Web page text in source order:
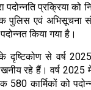
पदोन्नति प्रक्रिया को
पुलिस एवं अभिसूचना
किया गया है।
के दृष्टिकोण से वर्ष
रहे हैं। वर्ष
580 कार्मिकों को